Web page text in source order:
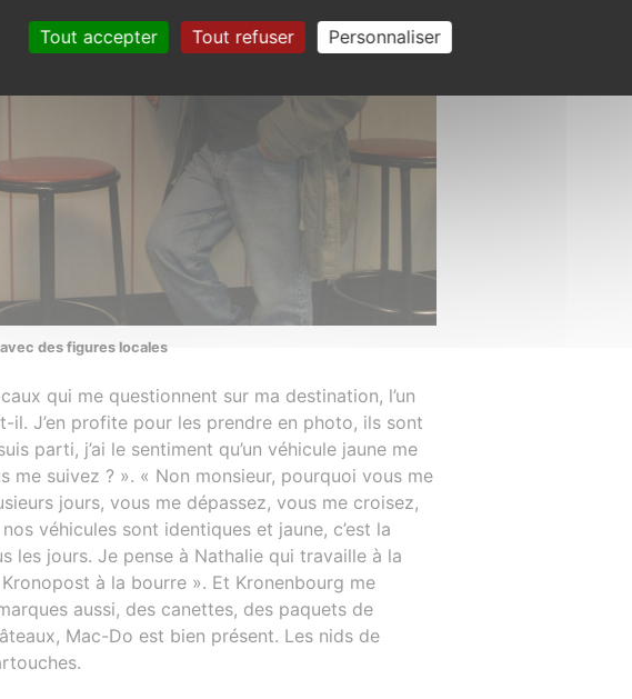
des figures locales
qui me questionnent sur ma destination, l’un
il. J’en profite pour les prendre en photo, ils sont
parti, j’ai le sentiment qu’un véhicule jaune me
me suivez ? ». « Non monsieur, pourquoi vous me
jours, vous me dépassez, vous me croisez,
véhicules sont identiques et jaune, c’est la
les jours. Je pense à Nathalie qui travaille à la
à la bourre ». Et Kronenbourg me
aussi, des canettes, des paquets de
Mac-Do est bien présent. Les nids de
Tout accepter Tout refuser Personnaliser